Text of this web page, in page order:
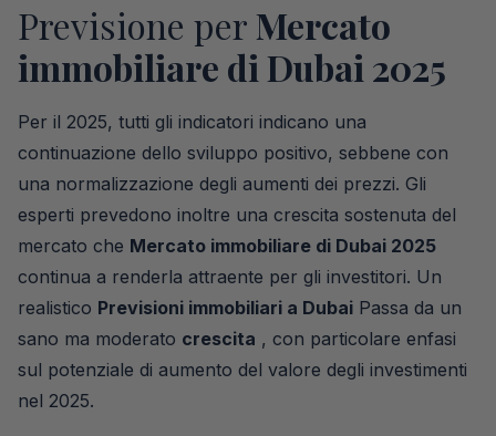
Previsione perMercato
immobiliare di Dubai 2025
Per il 2025, tutti gli indicatori indicano una
continuazione dello sviluppo positivo, sebbene con
una normalizzazione degli aumenti dei prezzi. Gli
esperti prevedono inoltre una crescita sostenuta del
mercato che Mercato immobiliare di Dubai 2025
continua a renderla attraente per gli investitori. Un
realistico Previsioni immobiliari a Dubai Passa da un
sano ma moderato crescita , con particolare enfasi
sul potenziale di aumento del valore degli investimenti
nel 2025.